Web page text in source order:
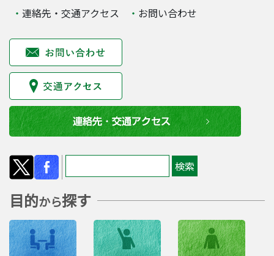
連絡先・交通アクセス お問い合わせ
目的から探す